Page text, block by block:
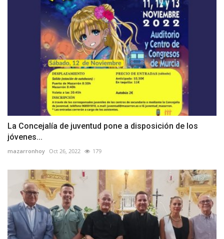
La Concejalía de juventud pone a disposición de los
jóvenes...
mazarronhoy Oct 26, 2022 179